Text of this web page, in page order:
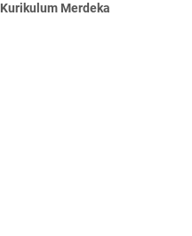
Kurikulum Merdeka